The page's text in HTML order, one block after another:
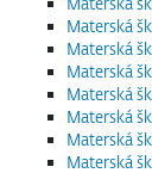
Materská
Materská
Materská
Materská
Materská
Materská
Materská